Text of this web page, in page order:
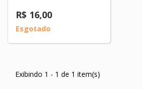
R$ 16,00
Esgotado
Exibindo 1 - 1 de 1 item(s)